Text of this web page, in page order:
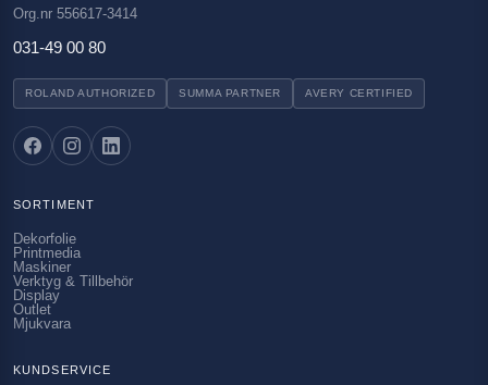
Org.nr 556617-3414
031-49 00 80
ROLAND AUTHORIZED SUMMA PARTNER AVERY CERTIFIED
SORTIMENT
Dekorfolie
Printmedia
Maskiner
Verktyg & Tillbehör
Display
Outlet
Mjukvara
KUNDSERVICE